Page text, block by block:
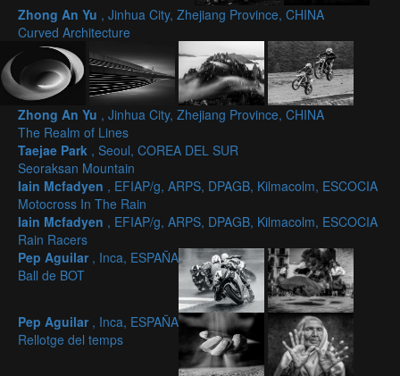
Zhong An Yu , Jinhua City, Zhejiang Province, CHINA
Curved Architecture
Zhong An Yu , Jinhua City, Zhejiang Province, CHINA
The Realm of Lines
Taejae Park , Seoul, COREA DEL SUR
Seoraksan Mountain
Iain Mcfadyen , EFIAP/g, ARPS, DPAGB, Kilmacolm, ESCOCIA
Motocross In The Rain
Iain Mcfadyen , EFIAP/g, ARPS, DPAGB, Kilmacolm, ESCOCIA
Rain Racers
Pep Aguilar , Inca, ESPAÑA
Ball de BOT
Pep Aguilar , Inca, ESPAÑA
Rellotge del temps